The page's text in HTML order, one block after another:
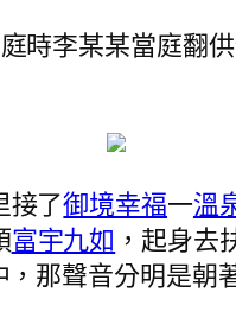
李某某當庭翻
接了御境幸福一溫
富宇九如 ，起身去
那聲音分明是朝